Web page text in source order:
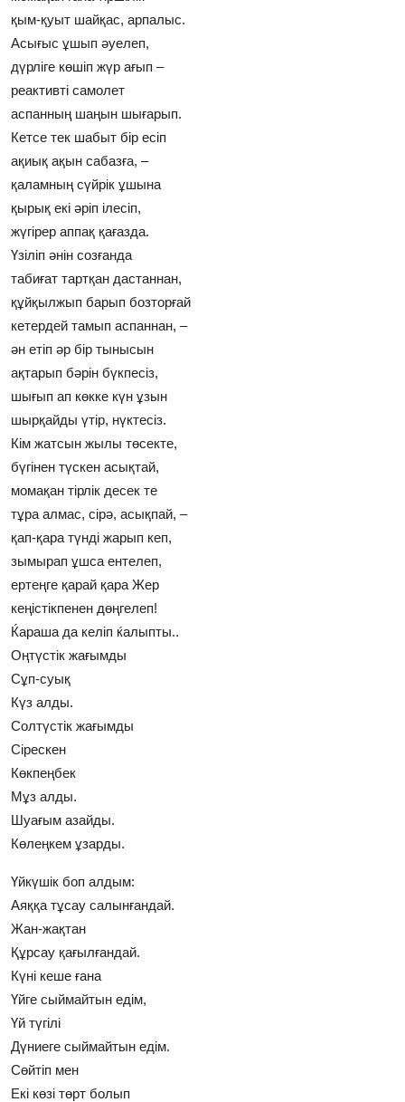
қым-қуыт шайқас, арпалыс.
Асығыс ұшып әуелеп,
дүрлiге көшiп жүр ағып –
реактивтi самолет
аспанның шаңын шығарып.
Кетсе тек шабыт бiр есiп
ақиық ақын сабазға, –
қаламның сүйрiк ұшына
қырық екi әрiп iлесiп,
жүгiрер аппақ қағазда.
Үзiлiп әнiн созғанда
табиғат тартқан дастаннан,
құйқылжып барып бозторғай
кетердей тамып аспаннан, –
ән етiп әр бiр тынысын
ақтарып бәрiн бүкпесiз,
шығып ап көкке күн ұзын
шырқайды үтiр, нүктесiз.
Кiм жатсын жылы төсекте,
бүгiнен түскен асықтай,
момақан тiрлiк десек те
тұра алмас, сiрә, асықпай, –
қап-қара түндi жарып кеп,
зымырап ұшса ентелеп,
ертеңге қарай қара Жер
кеңiстiкпенен дөңгелеп!
Ќараша да келіп ќалыпты..
Оңтүстік жағымды
Сұп-суық
Күз алды.
Солтүстік жағымды
Сірескен
Көкпеңбек
Мұз алды.
Шуағым азайды.
Көлеңкем ұзарды.
Үйкүшік боп алдым:
Аяққа тұсау салынғандай.
Жан-жақтан
Құрсау қағылғандай.
Күні кеше ғана
Үйге сыймайтын едім,
Үй түгілі
Дүниеге сыймайтын едім.
Сөйтіп мен
Екі көзі төрт болып